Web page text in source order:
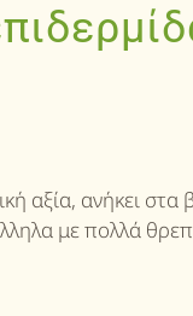
αξία, ανήκει στα
με πολλά